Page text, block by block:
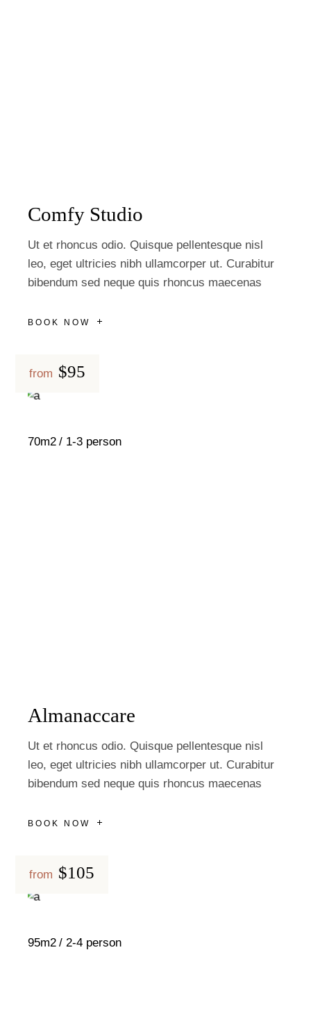
Comfy Studio
Ut et rhoncus odio. Quisque pellentesque nisl
leo, eget ultricies nibh ullamcorper ut. Curabitur
bibendum sed neque quis rhoncus maecenas
BOOK NOW
from $95
Almanaccare
Ut et rhoncus odio. Quisque pellentesque nisl
leo, eget ultricies nibh ullamcorper ut. Curabitur
bibendum sed neque quis rhoncus maecenas
BOOK NOW
70m2 1-3 person
from $105
95m2 2-4 person